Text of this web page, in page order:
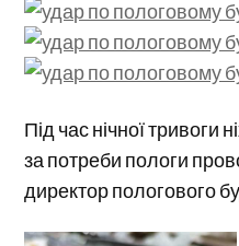
Під час нічної тривоги
за потреби пологи
директор пологового